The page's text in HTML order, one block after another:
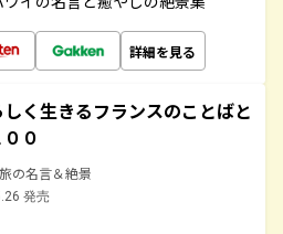
詳細を見る
しく生きるフランスのことばと
０
の名言＆絶景
発売